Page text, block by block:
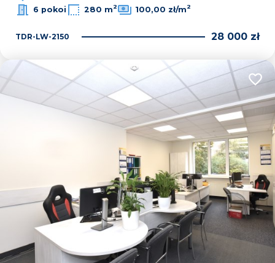
6 pokoi
280 m2 100,00 zł/m2
TDR-LW-2150 28 000 zł